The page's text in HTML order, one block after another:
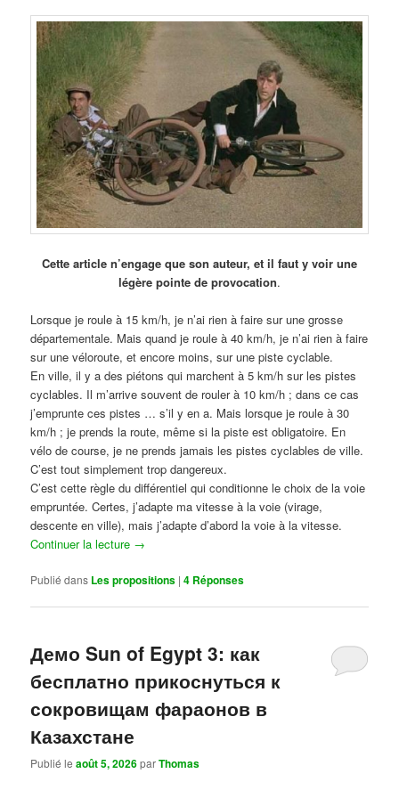
Cette article n’engage que son auteur, et il faut y voir une
légère pointe de provocation.
Lorsque je roule à 15 km/h, je n’ai rien à faire sur une grosse
départementale. Mais quand je roule à 40 km/h, je n’ai rien à faire
sur une véloroute, et encore moins, sur une piste cyclable.
En ville, il y a des piétons qui marchent à 5 km/h sur les pistes
cyclables. Il m’arrive souvent de rouler à 10 km/h ; dans ce cas
j’emprunte ces pistes … s’il y en a. Mais lorsque je roule à 30
km/h ; je prends la route, même si la piste est obligatoire. En
vélo de course, je ne prends jamais les pistes cyclables de ville.
C’est tout simplement trop dangereux.
C’est cette règle du différentiel qui conditionne le choix de la voie
empruntée. Certes, j’adapte ma vitesse à la voie (virage,
descente en ville), mais j’adapte d’abord la voie à la vitesse.
Continuer la lecture →
Publié dans Les propositions |4 Réponses
Демо Sun of Egypt 3: как
бесплатно прикоснуться к
сокровищам фараонов в
Казахстане
Publié leaoût 5, 2026parThomas